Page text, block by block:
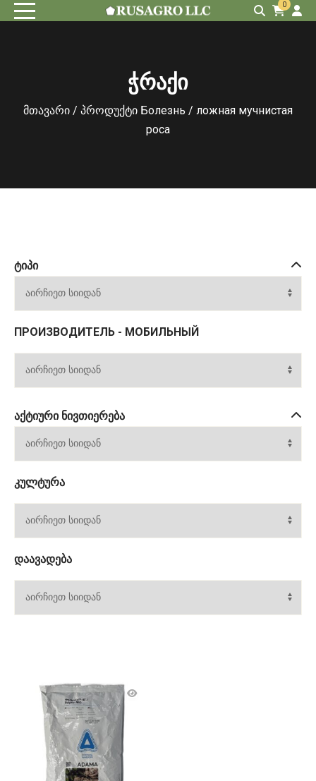
0
ჭრაქი
მთავარი / პროდუქტი Болезнь / ложная мучнистая
роса
ᲢᲘᲞᲘ
ПРОИЗВОДИТЕЛЬ - МОБИЛЬНЫЙ
ᲐᲥᲢᲘᲣᲠᲘ ᲜᲘᲕᲗᲘᲔᲠᲔᲑᲐ
ᲙᲣᲚᲢᲣᲠᲐ
ᲓᲐᲐᲕᲐᲓᲔᲑᲐ